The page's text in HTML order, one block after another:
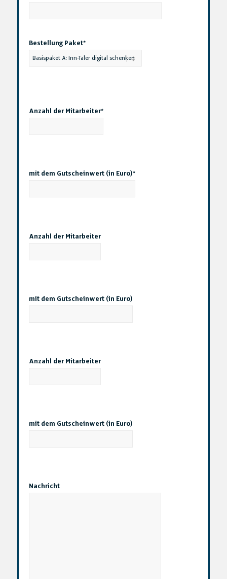
Bestellung Paket*
Anzahl der Mitarbeiter*
mit dem Gutscheinwert (in Euro)*
Anzahl der Mitarbeiter
mit dem Gutscheinwert (in Euro)
Anzahl der Mitarbeiter
mit dem Gutscheinwert (in Euro)
Nachricht